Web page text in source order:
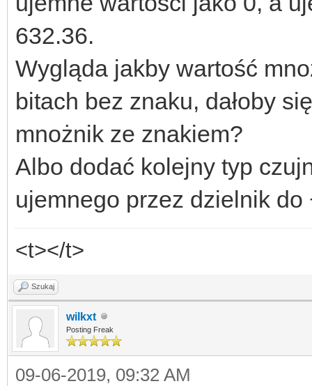
632.36.
Wygląda jakby wartość
bitach bez znaku, dałoby
mnożnik ze znakiem?
Albo dodać kolejny typ
ujemnego przez dzielnik do
<t></t>
Szukaj
wilkxt
Posting Freak
09-06-2019, 09:32 AM